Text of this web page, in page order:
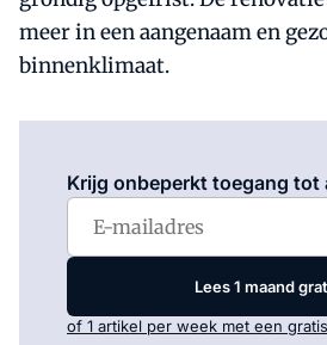
meer in een aangenaam en
binnenklimaat.
Krijg onbeperkt toegang tot
Lees 1 maand
of 1 artikel per week met een